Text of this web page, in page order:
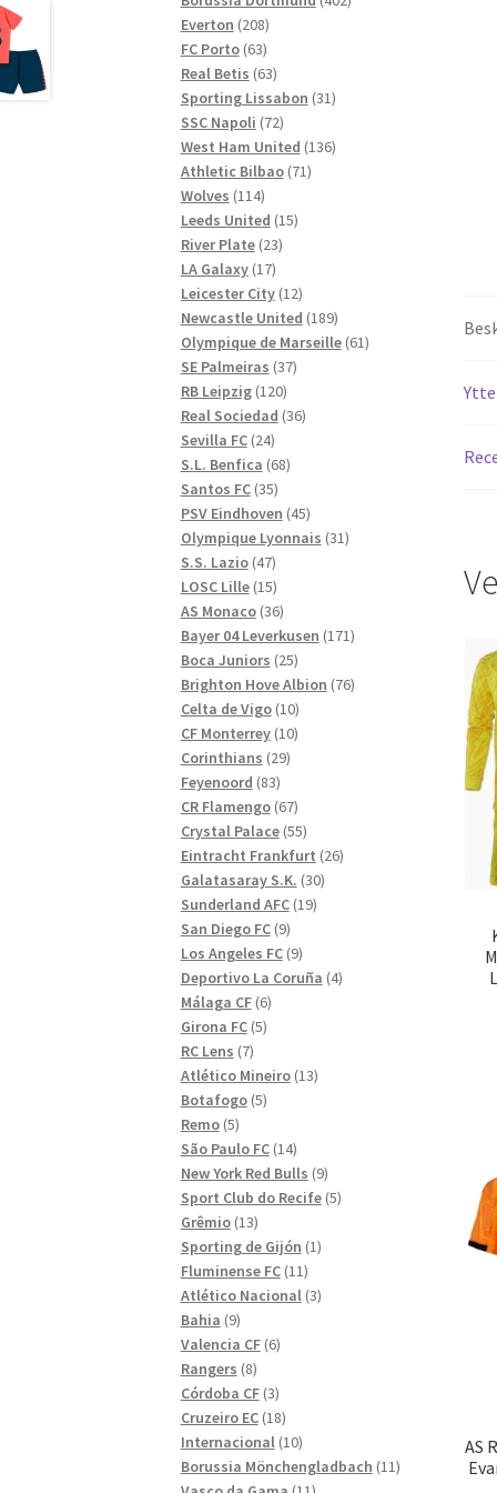
AS
Everton 208208
produkter
FC Porto 6363
produkter
Real Betis 6363
produkter
Sporting Lissabon 3131
SSC Napoli 7272
produkter
West Ham United 136136
Athletic Bilbao 7171
Wolves 114114
produkter
Leeds United 1515
River Plate 2323
LA Galaxy 1717
produkter
Leicester City 1212
produkter
Newcastle United 189189
produkter
Olympique de Marseille 6161
SE Palmeiras 3737
RB Leipzig 120120
produkter
Real Sociedad 3636
Sevilla FC 2424
produkter
S.L. Benfica 6868
Santos FC 3535
produkter
PSV Eindhoven 4545
produkter
Olympique Lyonnais 3131
S.S. Lazio 4747
produkter
LOSC Lille 1515
produkter
AS Monaco 3636
produkter
Bayer 04 Leverkusen 171171
Boca Juniors 2525
produkter
Brighton Hove Albion 7676
Celta de Vigo 1010
produkter
CF Monterrey 1010
Corinthians 2929
Feyenoord 8383
produkter
CR Flamengo 6767
produkter
Crystal Palace 5555
produkter
Eintracht Frankfurt 2626
Galatasaray S.K. 3030
Sunderland AFC 1919
San Diego FC 99
produkter
Los Angeles FC 99
produkter
Deportivo La Coruña 44
Málaga CF 66
produkter
Girona FC 55
RC Lens 77
produkter
Atlético Mineiro 1313
Botafogo 55
Remo 55
produkter
São Paulo FC 1414
produkter
New York Red Bulls 99
produkter
Sport Club do Recife 55
Grêmio 1313
produkter
Sporting de Gijón 11
Fluminense FC 1111
produkter
Atlético Nacional 33
Bahia 99
produkter
Valencia CF 66
Rangers 88
produkter
Córdoba CF 33
produkter
Cruzeiro EC 1818
produkter
Internacional 1010
produkter
Borussia Mönchengladbach 1111